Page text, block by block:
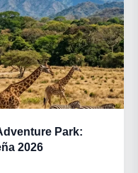
Park:
2026